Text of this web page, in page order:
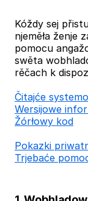
Kóždy sej
njeměła ženje
pomocu
swěta
rěčach k
Čitajće
Wersijowe
Žórłowy kod
Pokazki
Trjebaće